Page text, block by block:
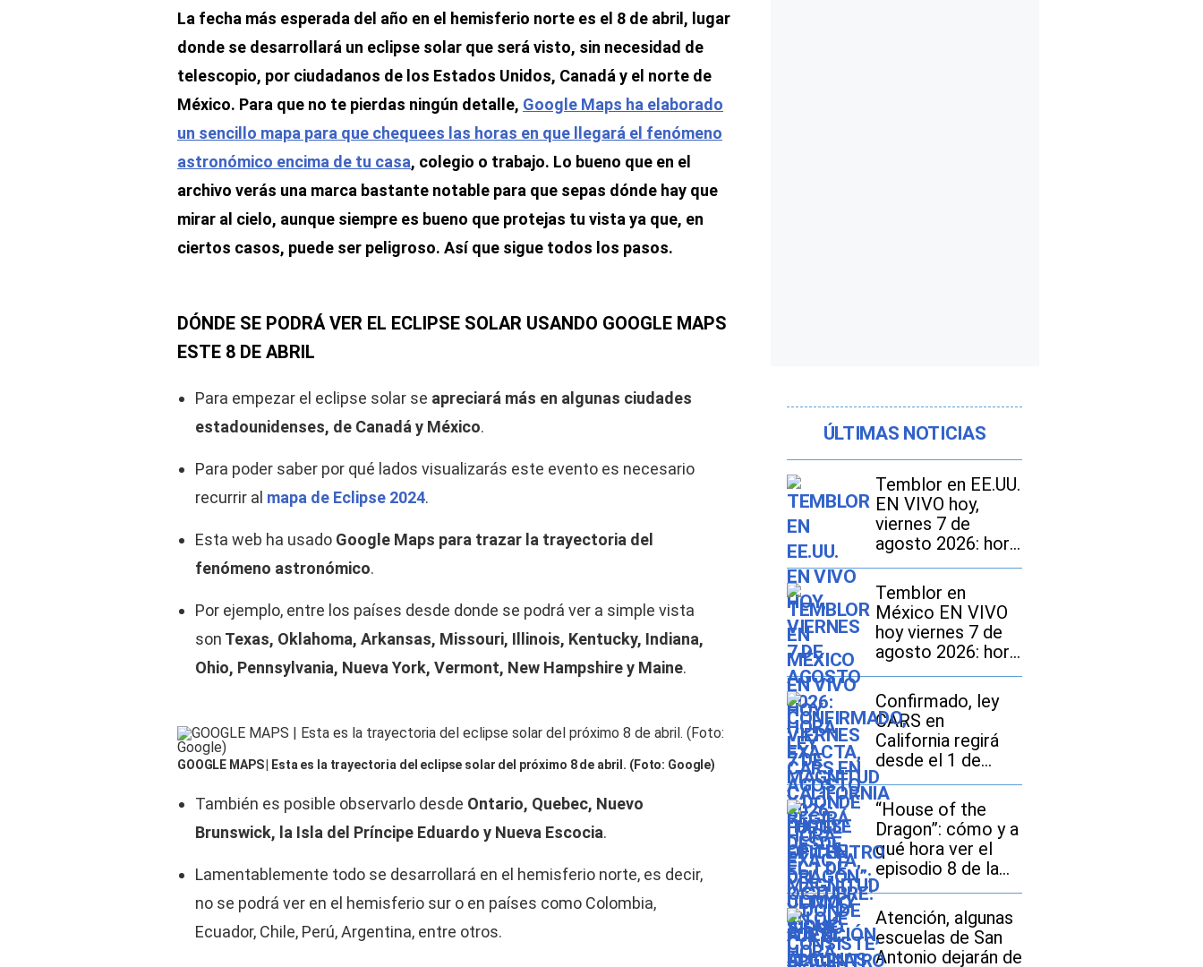
La fecha más esperada del año en el hemisferio norte es el 8 de abril, lugar
donde se desarrollará un eclipse solar que será visto, sin necesidad de
telescopio, por ciudadanos de los Estados Unidos, Canadá y el norte de
México. Para que no te pierdas ningún detalle, Google Maps ha elaborado
un sencillo mapa para que chequees las horas en que llegará el fenómeno
astronómico encima de tu casa, colegio o trabajo. Lo bueno que en el
archivo verás una marca bastante notable para que sepas dónde hay que
mirar al cielo, aunque siempre es bueno que protejas tu vista ya que, en
ciertos casos, puede ser peligroso. Así que sigue todos los pasos.
DÓNDE SE PODRÁ VER EL ECLIPSE SOLAR USANDO GOOGLE MAPS
ESTE 8 DE ABRIL
Para empezar el eclipse solar se apreciará más en algunas ciudades
estadounidenses, de Canadá y México.
Para poder saber por qué lados visualizarás este evento es necesario
recurrir al mapa de Eclipse 2024.
Esta web ha usado Google Maps para trazar la trayectoria del
fenómeno astronómico.
Por ejemplo, entre los países desde donde se podrá ver a simple vista
son Texas, Oklahoma, Arkansas, Missouri, Illinois, Kentucky, Indiana,
Ohio, Pennsylvania, Nueva York, Vermont, New Hampshire y Maine.
GOOGLE MAPS | Esta es la trayectoria del eclipse solar del próximo 8 de abril. (Foto: Google)
También es posible observarlo desde Ontario, Quebec, Nuevo
Brunswick, la Isla del Príncipe Eduardo y Nueva Escocia.
Lamentablemente todo se desarrollará en el hemisferio norte, es decir,
no se podrá ver en el hemisferio sur o en países como Colombia,
Ecuador, Chile, Perú, Argentina, entre otros.
ÚLTIMAS NOTICIAS
Temblor en EE.UU.
EN VIVO hoy,
viernes 7 de
agosto 2026: hora
exacta, magnitud y
dónde fue el
epicentro del
último sismo
Temblor en
México EN VIVO
hoy viernes 7 de
agosto 2026: hora
exacta, magnitud y
dónde fue el
epicentro del
último
Confirmado, ley
CARS en
California regirá
desde el 1 de
octubre: en qué
consiste y qué
tarifas pueden
pagar los
compradores de
vehículos usados
“House of the
Dragon”: cómo y a
qué hora ver el
episodio 8 de la
temporada 3
Atención, algunas
escuelas de San
Antonio dejarán de